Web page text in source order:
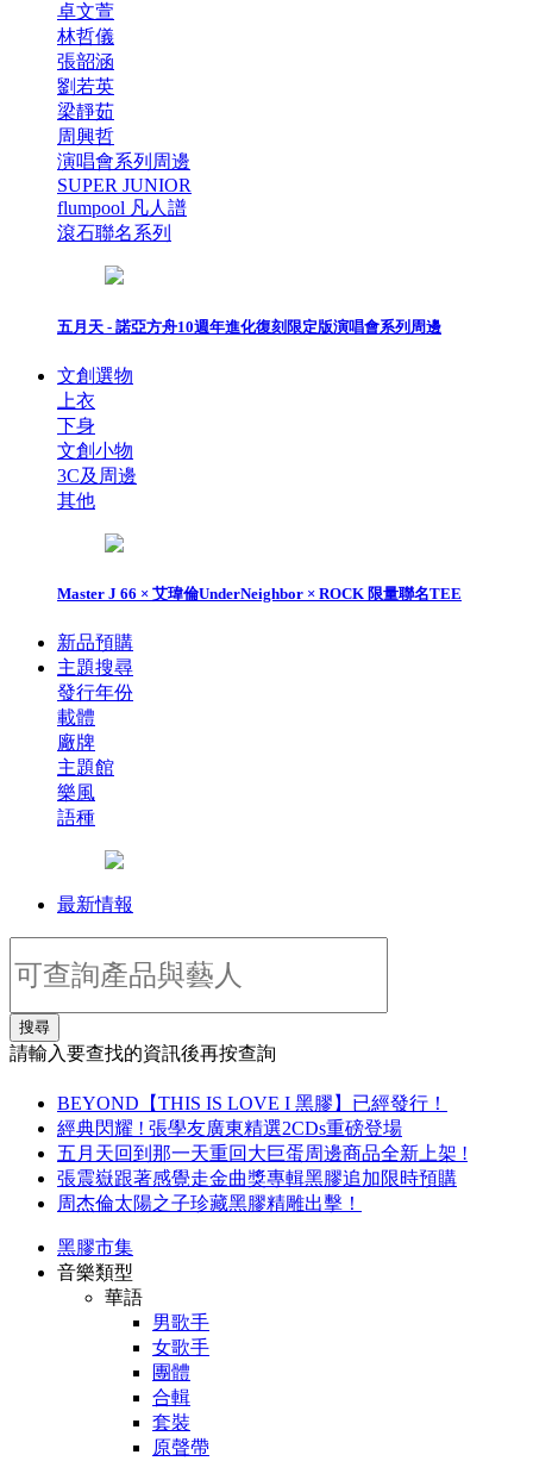
卓文萱
林哲儀
張韶涵
劉若英
梁靜茹
周興哲
演唱會系列周邊
SUPER JUNIOR
flumpool 凡人譜
滾石聯名系列
五月天 - 諾亞方舟10週年進化復刻限定版演唱會系列周邊
文創選物
上衣
下身
文創小物
3C及周邊
其他
Master J 66 × 艾瑋倫UnderNeighbor × ROCK 限量聯名TEE
新品預購
主題搜尋
發行年份
載體
廠牌
主題館
樂風
語種
最新情報
搜尋
請輸入要查找的資訊後再按查詢
BEYOND【THIS IS LOVE I 黑膠】已經發行！
經典閃耀 ! 張學友廣東精選2CDs重磅登場
五月天回到那一天重回大巨蛋周邊商品全新上架 !
張震嶽跟著感覺走金曲獎專輯黑膠追加限時預購
周杰倫太陽之子珍藏黑膠精雕出擊！
黑膠市集
音樂類型
華語
男歌手
女歌手
團體
合輯
套裝
原聲帶